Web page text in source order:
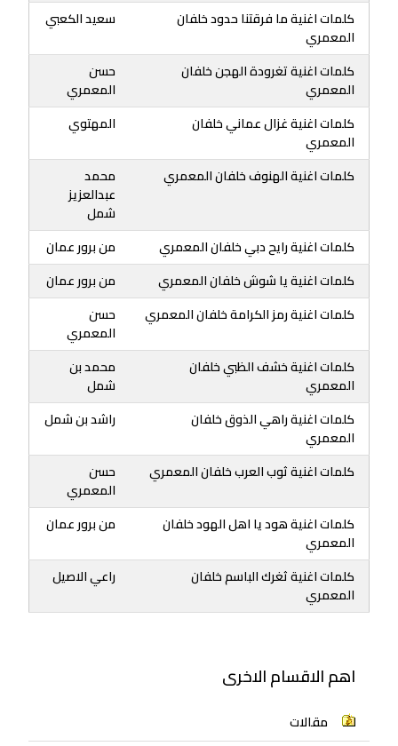
كلمات اغنية ما فرقتنا حدود خلفان
المعمري
سعيد الكعبي
كلمات اغنية تغرودة الهجن خلفان
المعمري
حسن
المعمري
كلمات اغنية غزال عماني خلفان
المعمري
المهتوي
كلمات اغنية الهنوف خلفان المعمري
محمد
عبدالعزيز
شمل
كلمات اغنية رايح دبي خلفان المعمري
من برور عمان
كلمات اغنية يا شوش خلفان المعمري
من برور عمان
كلمات اغنية رمز الكرامة خلفان المعمري
حسن
المعمري
كلمات اغنية خشف الظبي خلفان
المعمري
محمد بن
شمل
كلمات اغنية راهي الذوق خلفان
المعمري
راشد بن شمل
كلمات اغنية ثوب العرب خلفان المعمري
حسن
المعمري
كلمات اغنية هود يا اهل الهود خلفان
المعمري
من برور عمان
كلمات اغنية ثغرك الباسم خلفان
المعمري
راعي الاصيل
اهم الاقسام الاخرى
مقالات